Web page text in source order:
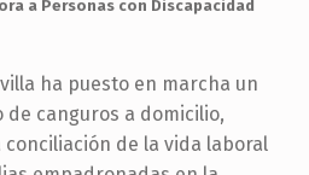
a Personas con Discapacidad
ha puesto en marcha un
canguros a domicilio,
de la vida laboral